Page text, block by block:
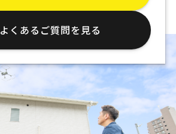
よくあるご質問を見る